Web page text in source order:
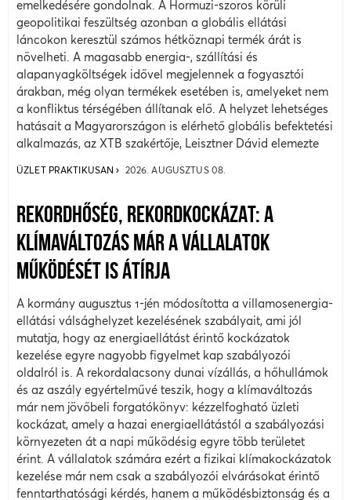
emelkedésére gondolnak. A Hormuzi-szoros körüli
geopolitikai feszültség azonban a globális ellátási
láncokon keresztül számos hétköznapi termék árát is
növelheti. A magasabb energia-, szállítási és
alapanyagköltségek idővel megjelennek a fogyasztói
árakban, még olyan termékek esetében is, amelyeket nem
a konfliktus térségében állítanak elő. A helyzet lehetséges
hatásait a Magyarországon is elérhető globális befektetési
alkalmazás, az XTB szakértője, Leisztner Dávid elemezte
ÜZLET PRAKTIKUSAN 2026. AUGUSZTUS 08.
REKORDHŐSÉG, REKORDKOCKÁZAT: A
KLÍMAVÁLTOZÁS MÁR A VÁLLALATOK
MŰKÖDÉSÉT IS ÁTÍRJA
A kormány augusztus 1-jén módosította a villamosenergia-
ellátási válsághelyzet kezelésének szabályait, ami jól
mutatja, hogy az energiaellátást érintő kockázatok
kezelése egyre nagyobb figyelmet kap szabályozói
oldalról is. A rekordalacsony dunai vízállás, a hőhullámok
és az aszály egyértelművé teszik, hogy a klímaváltozás
már nem jövőbeli forgatókönyv: kézzelfogható üzleti
kockázat, amely a hazai energiaellátástól a szabályozási
környezeten át a napi működésig egyre több területet
érint. A vállalatok számára ezért a fizikai klímakockázatok
kezelése már nem csak a szabályozói elvárásokat érintő
fenntarthatósági kérdés, hanem a működésbiztonság és a